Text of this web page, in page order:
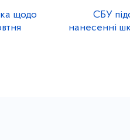
щодо
СБУ
нанесенні